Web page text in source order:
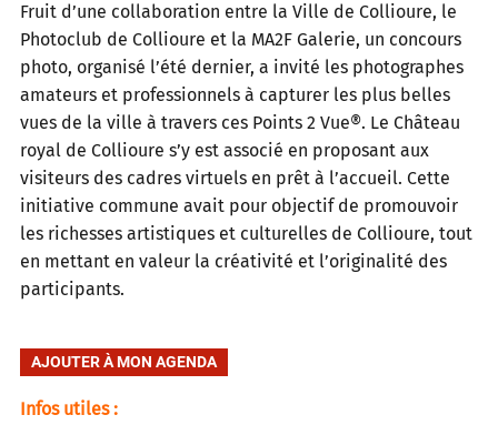
Fruit d’une collaboration entre la Ville de Collioure, le
Photoclub de Collioure et la MA2F Galerie, un concours
photo, organisé l’été dernier, a invité les photographes
amateurs et professionnels à capturer les plus belles
vues de la ville à travers ces Points 2 Vue®. Le Château
royal de Collioure s’y est associé en proposant aux
visiteurs des cadres virtuels en prêt à l’accueil. Cette
initiative commune avait pour objectif de promouvoir
les richesses artistiques et culturelles de Collioure, tout
en mettant en valeur la créativité et l’originalité des
participants.
AJOUTER À MON AGENDA
Infos utiles :